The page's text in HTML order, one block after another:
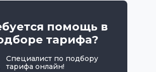
помощь в
тарифа?
Специалист по подбору
тарифа онлайн!